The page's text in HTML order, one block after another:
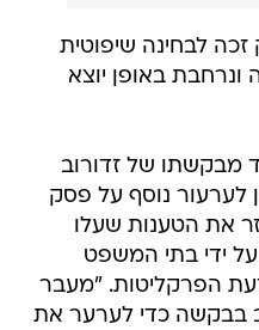
זכה לבחינה שיפוטית
באופן יוצא
מבקשתו של זדורוב
לערעור נוסף על פסק
את הטענות שעלו
ידי בתי המשפט
הפרקליטות. "מעבר
בבקשה כדי לערער את